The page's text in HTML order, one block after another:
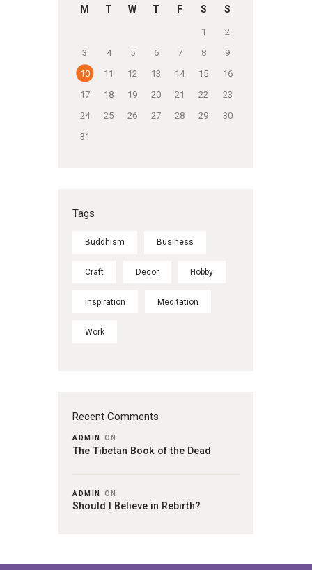
M T W T F S S
1
2
3
4 5 6 7 8
9
10
11 12 13 14 15
16
17
18 19 20 21 22
23
24
25 26 27 28 29
30
31
Tags
Buddhism Business
Craft Decor Hobby
Inspiration Meditation
Work
Recent Comments
ADMIN ON
The Tibetan Book of the Dead
ADMIN ON
Should I Believe in Rebirth?